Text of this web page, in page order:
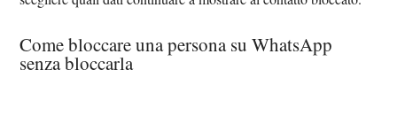
Come bloccare una persona su WhatsApp
senza bloccarla